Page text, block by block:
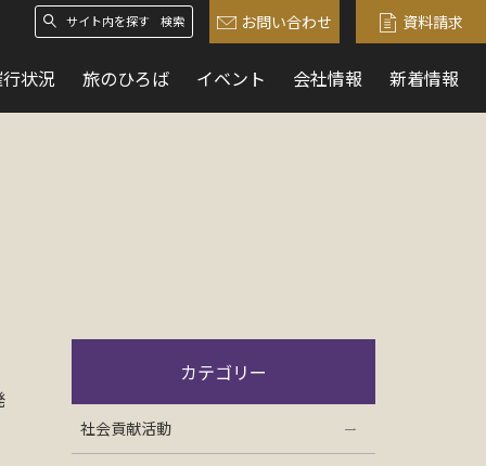
検索 お問い合わせ 資料請求
状況 旅のひろば イベント 会社情報 新着情報
カテゴリー
社会貢献活動